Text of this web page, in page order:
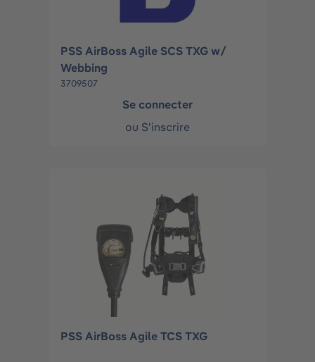
PSS AirBoss Agile SCS TXG w/
Webbing
3709507
Se connecter
ou S'inscrire
PSS AirBoss Agile TCS TXG